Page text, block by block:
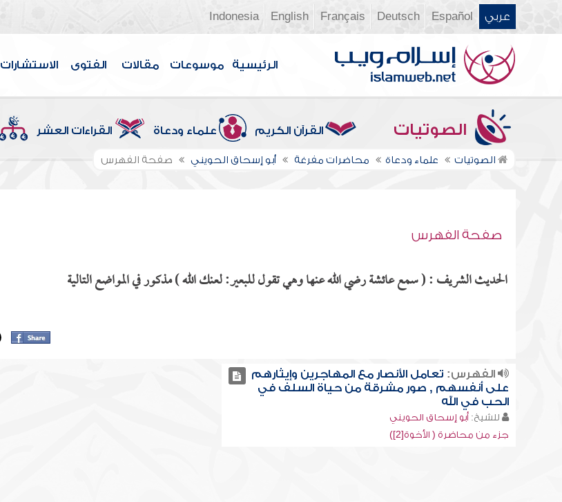
عربي Español
Deutsch
Français
English
Indonesia
الرئيسية موسوعات مقالات الفتوى الاستشارات
الصوتيات القرآن الكريم علماء ودعاة القراءات العشر
الصوتيات علماء ودعاة محاضرات مفرغة أبو إسحاق الحويني صفحة الفهرس
صفحة الفهرس
الحديث الشريف : ( سمع عائشة رضي الله عنها وهي تقول للبعير: لعنك الله ) مذكور في المواضع التالية
الفهرس: تعامل الأنصار مع المهاجرين وإيثارهم
على أنفسهم , صور مشرقة من حياة السلف في
الحب في الله
للشيخ: أبو إسحاق الحويني
جزء من محاضرة ( الأخوة[2])